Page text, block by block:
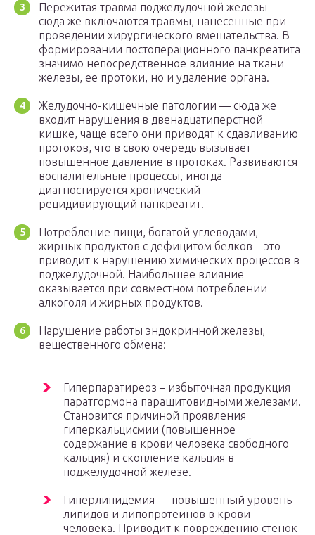
Пережитая травма поджелудочной железы –
сюда же включаются травмы, нанесенные при
проведении хирургического вмешательства. В
формировании постоперационного панкреатита
значимо непосредственное влияние на ткани
железы, ее протоки, но и удаление органа.
Желудочно-кишечные патологии — сюда же
входит нарушения в двенадцатиперстной
кишке, чаще всего они приводят к сдавливанию
протоков, что в свою очередь вызывает
повышенное давление в протоках. Развиваются
воспалительные процессы, иногда
диагностируется хронический
рецидивирующий панкреатит.
Потребление пищи, богатой углеводами,
жирных продуктов с дефицитом белков – это
приводит к нарушению химических процессов в
поджелудочной. Наибольшее влияние
оказывается при совместном потреблении
алкоголя и жирных продуктов.
Нарушение работы эндокринной железы,
вещественного обмена:
Гиперпаратиреоз – избыточная продукция
паратгормона паращитовидными железами.
Становится причиной проявления
гиперкальцисмии (повышенное
содержание в крови человека свободного
кальция) и скопление кальция в
поджелудочной железе.
Гиперлипидемия — повышенный уровень
липидов и липопротеинов в крови
человека. Приводит к повреждению стенок